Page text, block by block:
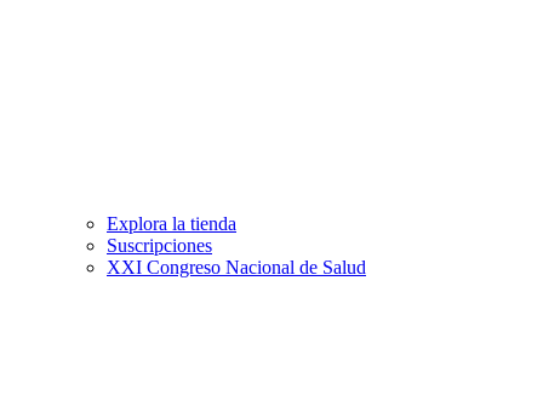
Explora la tienda
Suscripciones
XXI Congreso Nacional de Salud